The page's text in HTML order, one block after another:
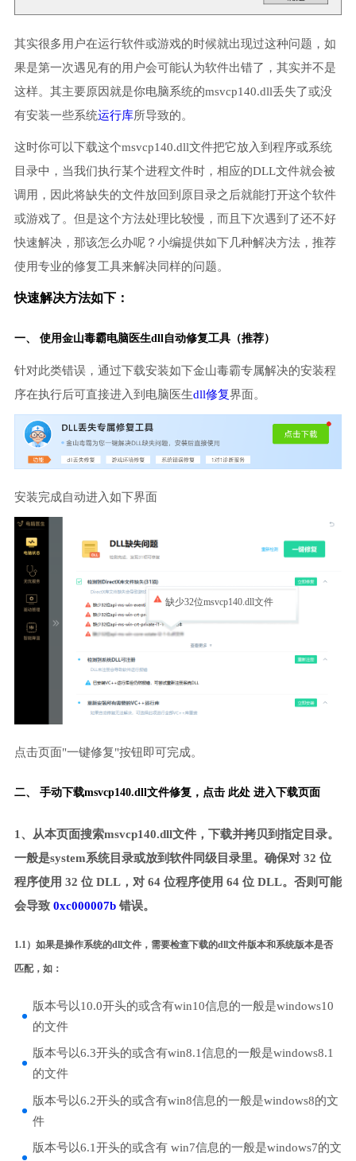
其实很多用户在运行软件或游戏的时候就出现过这种问题，如
果是第一次遇见有的用户会可能认为软件出错了，其实并不是
这样。其主要原因就是你电脑系统的msvcp140.dll丢失了或没
有安装一些系统运行库所导致的。
这时你可以下载这个msvcp140.dll文件把它放入到程序或系统
目录中，当我们执行某个进程文件时，相应的DLL文件就会被
调用，因此将缺失的文件放回到原目录之后就能打开这个软件
或游戏了。但是这个方法处理比较慢，而且下次遇到了还不好
快速解决，那该怎么办呢？小编提供如下几种解决方法，推荐
使用专业的修复工具来解决同样的问题。
快速解决方法如下：
一、 使用金山毒霸电脑医生dll自动修复工具（推荐）
针对此类错误，通过下载安装如下金山毒霸专属解决的安装程
序在执行后可直接进入到电脑医生dll修复界面。
安装完成自动进入如下界面
缺少32位msvcp140.dll文件
点击页面"一键修复"按钮即可完成。
二、 手动下载msvcp140.dll文件修复， 点击 此处 进入下载页面
1、从本页面搜索msvcp140.dll文件，下载并拷贝到指定目录。
一般是system系统目录或放到软件同级目录里。确保对 32 位
程序使用 32 位 DLL，对 64 位程序使用 64 位 DLL。否则可能
会导致 0xc000007b错误。
1.1）如果是操作系统的dll文件，需要检查下载的dll文件版本和系统版本是否
匹配，如：
版本号以10.0开头的或含有win10信息的一般是windows10
的文件
版本号以6.3开头的或含有win8.1信息的一般是windows8.1
的文件
版本号以6.2开头的或含有win8信息的一般是windows8的文
件
版本号以6.1开头的或含有 win7信息的一般是windows7的文